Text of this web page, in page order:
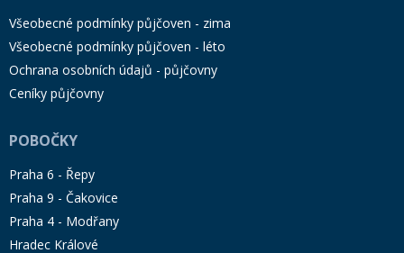
Všeobecné podmínky půjčoven - zima
Všeobecné podmínky půjčoven - léto
Ochrana osobních údajů - půjčovny
Ceníky půjčovny
POBOČKY
Praha 6 - Řepy
Praha 9 - Čakovice
Praha 4 - Modřany
Hradec Králové